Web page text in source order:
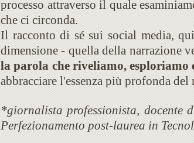
processo attraverso il quale
che ci circonda.
Il racconto di sé sui social media,
dimensione - quella della narrazione
la parola che riveliamo, esploriamo
abbracciare l'essenza più profonda del
*giornalista professionista, docente
Perfezionamento post-laurea in